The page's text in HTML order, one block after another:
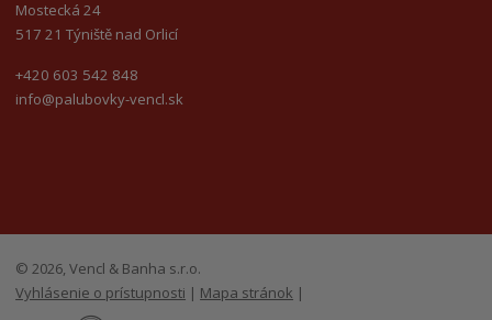
Mostecká 24
517 21 Týniště nad Orlicí
+420 603 542 848
info@palubovky-vencl.sk
© 2026, Vencl & Banha s.r.o.
Vyhlásenie o prístupnosti | Mapa stránok |